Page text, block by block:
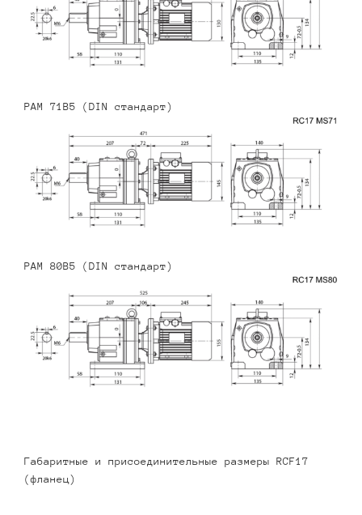
PAM 71B5 (DIN стандарт)
PAM 80B5 (DIN стандарт)
Габаритные и присоединительные размеры RCF17
(фланец)